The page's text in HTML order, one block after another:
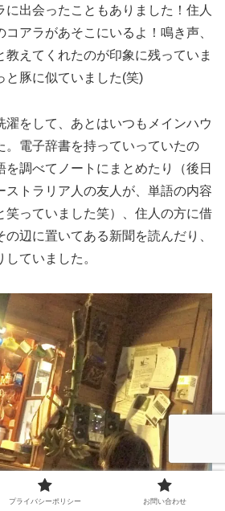
に出会ったこともありました！住人
アラがあそこにいるよ！鳴き声、
教えてくれたのが印象に残っていま
と豚に似ていました(笑)
濯をして、あとはいつもメインハウ
。電子辞書を持っていっていたの
を調べてノートにまとめたり（後日
ストラリア人の友人が、単語の内容
笑っていました笑）、住人の方に借
の辺に置いてある新聞を読んだり、
ていました。
プライバシーポリシー お問い合わせ